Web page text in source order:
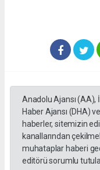
Anadolu Ajansı (AA),
Haber Ajansı (DHA)
haberler, sitemizin
kanallarından
muhataplar haberi
editörü sorumlu